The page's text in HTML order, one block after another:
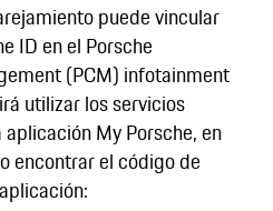
puede vincular
ID en el Porsche
(PCM) infotainment
utilizar los servicios
My Porsche, en
encontrar el código de